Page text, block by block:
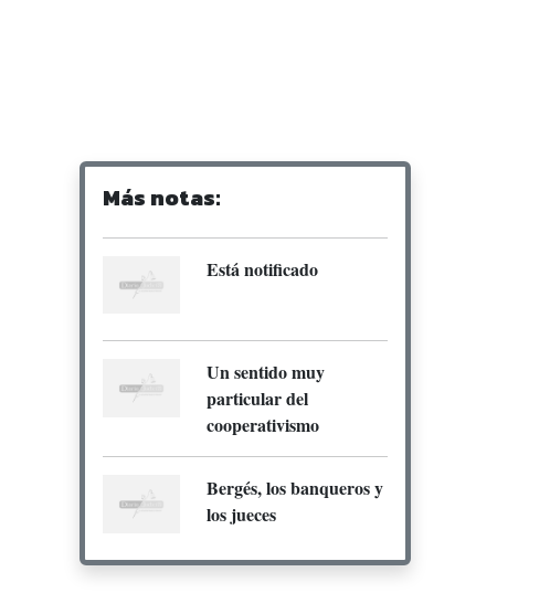
Más notas:
Está notificado
Un sentido muy
particular del
cooperativismo
Bergés, los banqueros y
los jueces